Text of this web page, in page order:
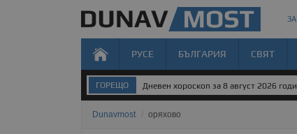
РУСЕ БЪЛГАРИЯ СВЯТ
ГОРЕЩО Дневен хороскоп за 8 август 2026
Dunavmost оряхово